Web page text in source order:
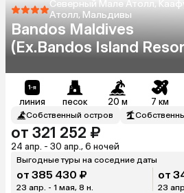
Северный Мале Атолл,
Атолл, Мальдивы
Bandos Maldives
(Ex.Bandos Island
линия песок 20 м 7 км
Собственный остров
от 321 252 ₽
24 апр. - 30 апр., 6 ночей
Выгодные туры на соседние даты
от 385 430 ₽
23 апр. - 1 мая, 8 н.
от
23